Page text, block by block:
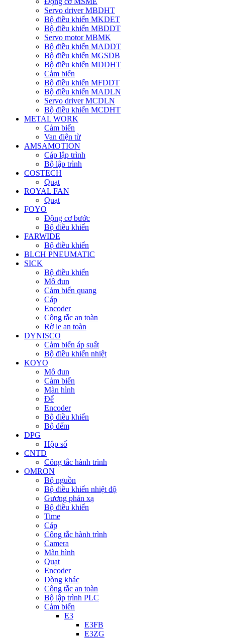
Servo driver MBDHT
Bộ điều khiển MKDET
Bộ điều khiển MBDDT
Servo motor MBMK
Bộ điều khiển MADDT
Bộ điều khiển MGSDB
Bộ điều khiển MDDHT
Cảm biến
Bộ điều khiển MFDDT
Bộ điều khiển MADLN
Servo driver MCDLN
Bộ điều khiển MCDHT
METAL WORK
Cảm biến
Van điện từ
AMSAMOTION
Cáp lập trình
Bộ lập trình
COSTECH
Quạt
ROYAL FAN
Quạt
FOYO
Động cơ bước
Bộ điều khiển
FARWIDE
Bộ điều khiển
BLCH PNEUMATIC
SICK
Bộ điều khiển
Mô đun
Cảm biến quang
Cáp
Encoder
Công tắc an toàn
Rờ le an toàn
DYNISCO
Cảm biến áp suất
Bộ điều khiển nhiệt
KOYO
Mô đun
Cảm biến
Màn hình
Đế
Encoder
Bộ điều khiển
Bộ đếm
DPG
Hộp số
CNTD
Công tắc hành trình
OMRON
Bộ nguồn
Bộ điều khiển nhiệt độ
Gương phản xạ
Bộ điều khiển
Time
Cáp
Công tắc hành trình
Camera
Màn hình
Quạt
Encoder
Dòng khác
Công tắc an toàn
Bộ lập trình PLC
Cảm biến
E3
E3FB
E3ZG